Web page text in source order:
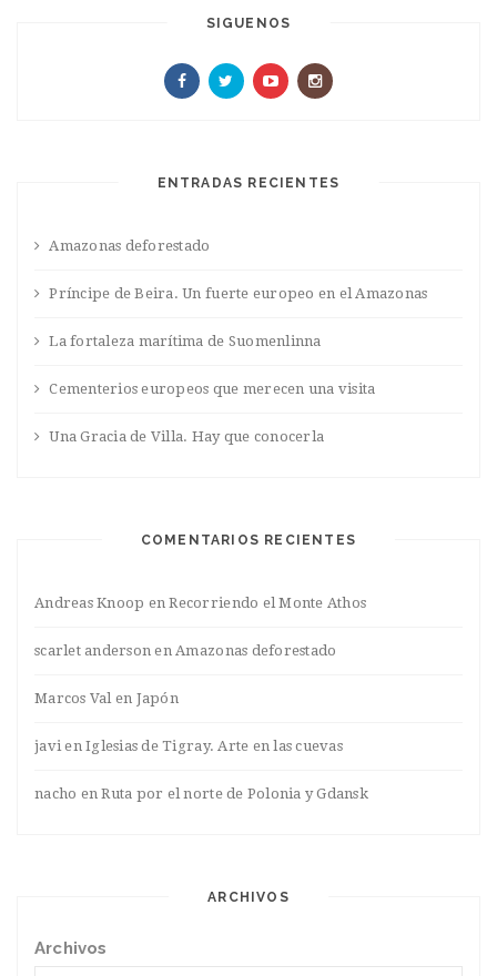
SIGUENOS
ENTRADAS RECIENTES
Amazonas deforestado
Príncipe de Beira. Un fuerte europeo en el Amazonas
La fortaleza marítima de Suomenlinna
Cementerios europeos que merecen una visita
Una Gracia de Villa. Hay que conocerla
COMENTARIOS RECIENTES
Andreas Knoop enRecorriendo el Monte Athos
scarlet anderson enAmazonas deforestado
Marcos Valen Japón
javienIglesias de Tigray. Arte en las cuevas
nacho enRuta por el norte de Polonia y Gdansk
ARCHIVOS
Archivos